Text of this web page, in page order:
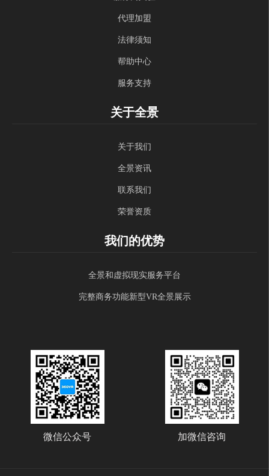
代理加盟
法律须知
帮助中心
服务支持
关于全景
关于我们
全景资讯
联系我们
荣誉资质
我们的优势
全景和虚拟现实服务平台
完整商务功能新型VR全景展示
微信公众号 加微信咨询